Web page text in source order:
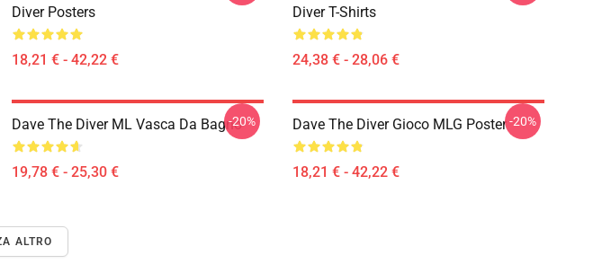
Diver Posters
18,21 € - 42,22 €
Diver T-Shirts
24,38 € - 28,06 €
Dave The Diver ML Vasca Da Bagno
19,78 € - 25,30 €
-20% Dave The Diver Gioco MLG Poster
18,21 € - 42,22 €
-20%
ALTRO